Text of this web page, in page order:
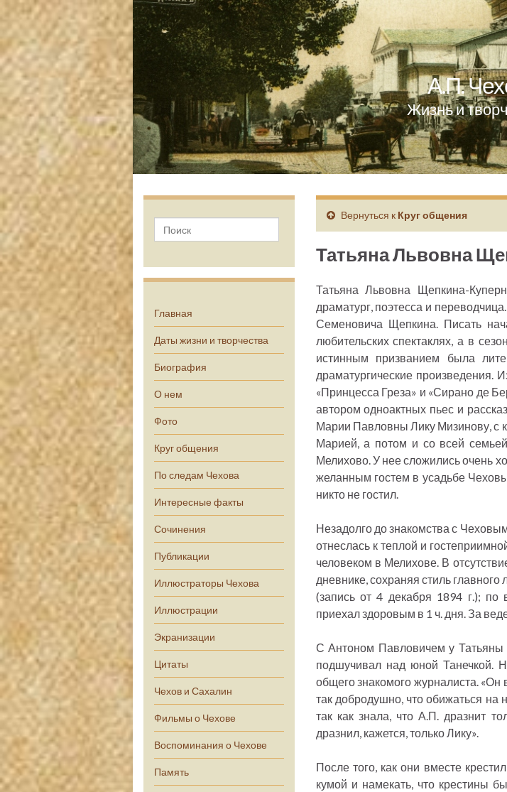
А.П.
Жизнь и
Главная
Даты жизни и творчества
Биография
О нем
Фото
Круг общения
По следам Чехова
Интересные факты
Сочинения
Публикации
Иллюстраторы Чехова
Иллюстрации
Экранизации
Цитаты
Чехов и Сахалин
Фильмы о Чехове
Воспоминания о Чехове
Память
Вернуться к Круг общения
Татьяна Львовна
Татьяна Львовна Щепкина-
драматург, поэтесса и
Семеновича Щепкина. Писать
любительских спектаклях, а в
истинным призванием была
драматургические произведения.
«Принцесса Греза» и «Сирано де
автором одноактных пьес и
Марии Павловны Лику Мизинову, с
Марией, а потом и со всей
Мелихово. У нее сложились очень
желанным гостем в усадьбе
никто не гостил.
Незадолго до знакомства с
отнеслась к теплой и
человеком в Мелихове. В
дневнике, сохраняя стиль
(запись от 4 декабря 1894 г.);
приехал здоровым в 1 ч. дня. За
С Антоном Павловичем у Татьяны
подшучивал над юной
общего знакомого журналиста.
так добродушно, что обижаться на
так как знала, что А.П. дразнит
дразнил, кажется, только Лику».
После того, как они вместе
кумой и намекать, что крестины